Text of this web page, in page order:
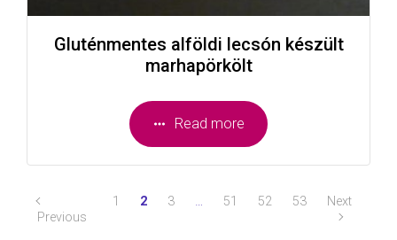
Gluténmentes alföldi lecsón készült
marhapörkölt
Read more
Previous
1 2 3 … 51 52 53 Next